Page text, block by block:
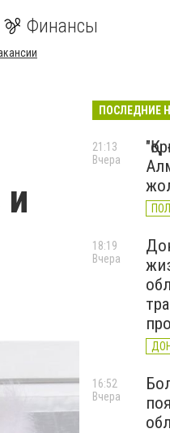
Финансы
ПОСЛЕДНИЕ
21:13
Вчера
18:19
Вчера
16:52
Вчера